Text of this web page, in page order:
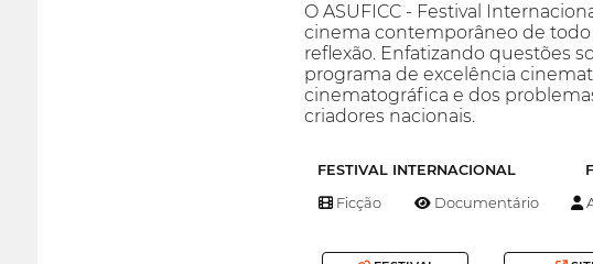
O ASUFICC - Festival
cinema contemporâneo de
reflexão. Enfatizando questões
programa de excelência
cinematográfica e dos
criadores nacionais.
FESTIVAL INTERNACIONAL
Ficção Documentário